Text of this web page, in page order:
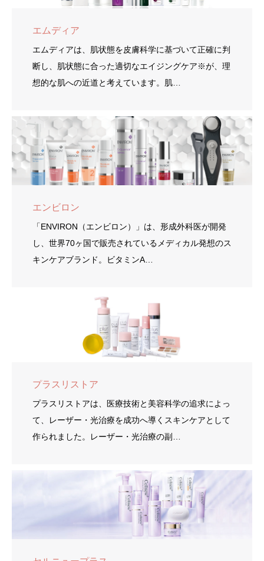
エムディア
エムディアは、肌状態を皮膚科学に基づいて正確に判
断し、肌状態に合った適切なエイジングケア※が、理
想的な肌への近道と考えています。肌…
エンビロン
「ENVIRON（エンビロン）」は、形成外科医が開発
し、世界70ヶ国で販売されているメディカル発想のス
キンケアブランド。ビタミンA…
プラスリストア
プラスリストアは、医療技術と美容科学の追求によっ
て、レーザー・光治療を成功へ導くスキンケアとして
作られました。レーザー・光治療の副…